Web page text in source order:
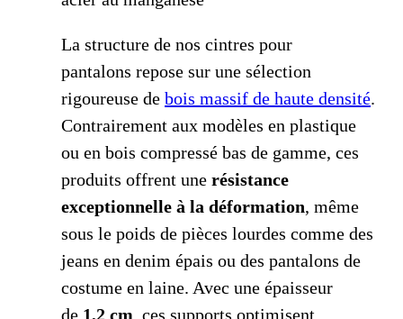
La structure de nos cintres pour
pantalons repose sur une sélection
rigoureuse de bois massif de haute densité.
Contrairement aux modèles en plastique
ou en bois compressé bas de gamme, ces
produits offrent une résistance
exceptionnelle à la déformation, même
sous le poids de pièces lourdes comme des
jeans en denim épais ou des pantalons de
costume en laine. Avec une épaisseur
de 1,2 cm , ces supports optimisent